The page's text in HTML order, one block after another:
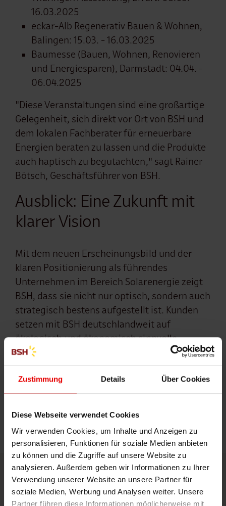
Zustimmung Details Über Cookies
Diese Webseite verwendet Cookies
Wir verwenden Cookies, um Inhalte und Anzeigen zu
personalisieren, Funktionen für soziale Medien anbieten
zu können und die Zugriffe auf unsere Website zu
analysieren. Außerdem geben wir Informationen zu Ihrer
Verwendung unserer Website an unsere Partner für
soziale Medien, Werbung und Analysen weiter. Unsere
Partner führen diese Informationen möglicherweise mit
16.03.2025
eckar-Alb Regenerativ Bauen & Wohnen,
Balingen: 15.03. - 16.03.2025
Baumesse (Bauen, Wohnen, Renovieren
und Energiesparen), Darmstadt: 04.04. -
06.04.2025
"Diese Veranstaltungen sind eine großartige
Gelegenheit, sich direkt vor Ort von BSH und
dem lokalen Fachberater für erneuerbare
Energien beraten zu lassen und die Produkte
auch haptisch zu begutachten," sagt Rainer
Bötsch, Geschäftsführer von BSH.
Ausblick: Eine Zukunft mit
klarer Vision
Mit dem neuen Erscheinungsbild und der
klaren Positionierung als führendes
Unternehmen im Bereich Solarenergie zeigt
BSH, dass sie nicht nur optisch, sondern auch
strategisch bestens aufgestellt ist. Kunden
setzen mit BSH deutschlandweit auf
ökologisch und ökonomisch sinnvolle
Lösungen – heute und in der Zukunft.
Pressekontakt